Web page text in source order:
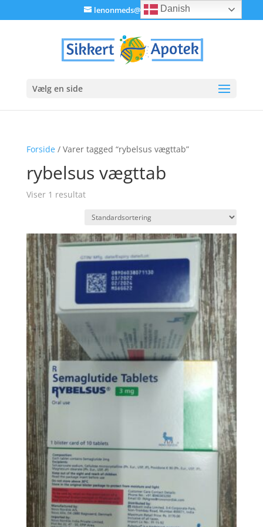
lenonmeds@gmail.com
Vælg en side
Forside/ Varer tagged “rybelsus vægttab”
rybelsus vægttab
Viser 1 resultat
Danish